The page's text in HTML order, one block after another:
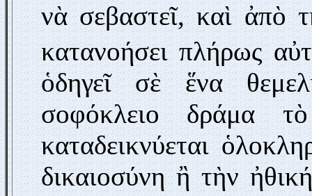
νὰ σεβαστεῖ, καὶ ἀπὸ
κατανοήσει πλήρως
ὁδηγεῖ σὲ ἕνα
σοφόκλειο δράμα
καταδεικνύεται
δικαιοσύνη ἢ τὴν